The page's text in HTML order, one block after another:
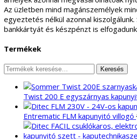
Az üzletben mind magánszemélyek
egyeztetés nélkül azonnal kiszolgálunk.
bankkártyát és készpénzt is
Termékek
Keresés
a
következőre:
Keresés
Twist 200 E egyszárnyas
Entrematic FLM kapunyitó villogó